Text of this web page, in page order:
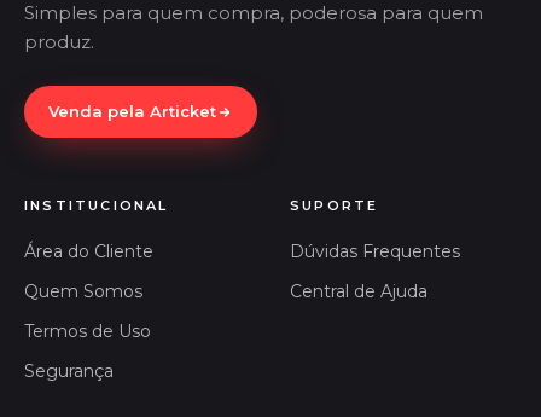
Simples para quem compra, poderosa para quem
produz.
Venda pela Articket
INSTITUCIONAL
Área do Cliente
Quem Somos
Termos de Uso
Segurança
SUPORTE
Dúvidas Frequentes
Central de Ajuda